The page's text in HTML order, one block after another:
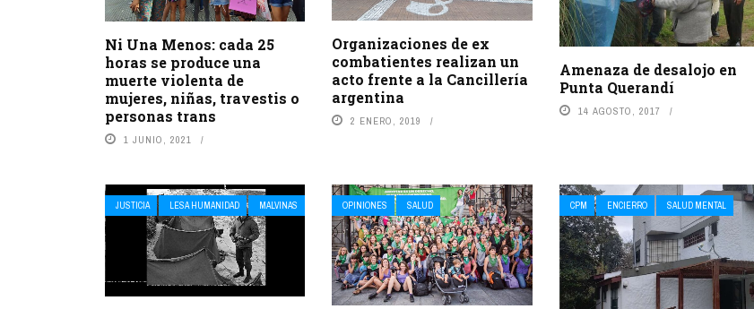
Ni Una Menos: cada 25
horas se produce una
muerte violenta de
mujeres, niñas, travestis o
personas trans
1 JUNIO, 2021
Organizaciones de ex
combatientes realizan un
acto frente a la Cancillería
argentina
2 ENERO, 2019
Amenaza de desalojo en
Punta Querandí
14 AGOSTO, 2017
JUSTICIA LESA HUMANIDAD MALVINAS OPINIONES SALUD CPM ENCIERRO SALUD MENTAL